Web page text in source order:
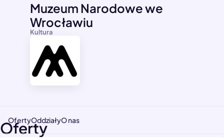
Kultura
Muzeum Narodowe we
Wrocławiu
OfertyOddziałyO nas
Oferty